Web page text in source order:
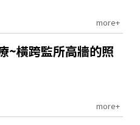
more+
~橫跨監所高牆的照
more+